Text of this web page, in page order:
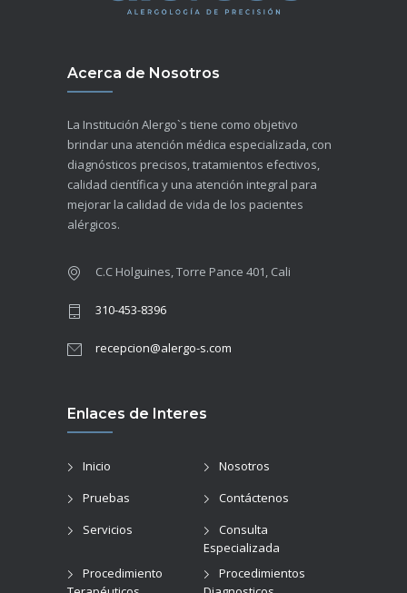
Acerca de Nosotros
La Institución Alergo`s tiene como objetivo
brindar una atención médica especializada, con
diagnósticos precisos, tratamientos efectivos,
calidad científica y una atención integral para
mejorar la calidad de vida de los pacientes
alérgicos.
C.C Holguines, Torre Pance 401, Cali
310-453-8396
recepcion@alergo-s.com
Enlaces de Interes
Inicio
Nosotros
Pruebas
Contáctenos
Servicios
Consulta
Especializada
Procedimiento
Procedimientos